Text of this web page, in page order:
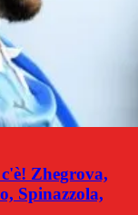
Zhegrova,
Spinazzola,